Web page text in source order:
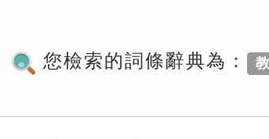
您檢索的詞條辭典為：